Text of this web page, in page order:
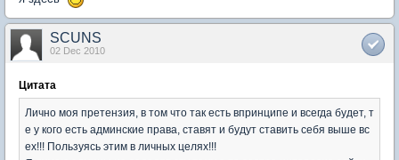
SCUNS
02 Dec 2010
Цитата
Лично моя претензия, в том что так есть впринципе и всегда будет, т
е у кого есть админские права, ставят и будут ставить себя выше вс
ех!!! Пользуясь этим в личных целях!!!